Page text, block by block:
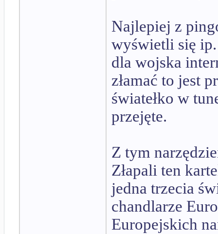
Najlepiej z
wyświetli się
dla wojska
złamać to jest
światełko w
przejęte.
Z tym
Złapali ten
jedna trzecia
chandlarze
Europejskich